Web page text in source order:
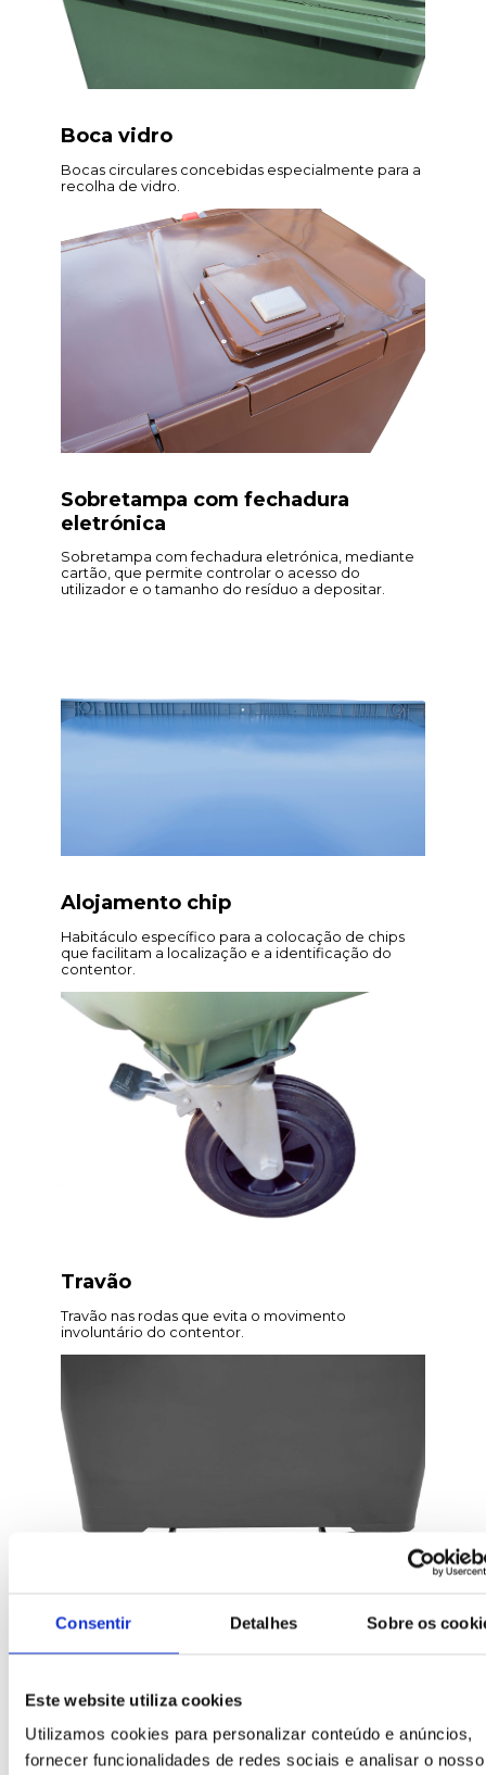
Consentir Detalhes Sobre os
Este website utiliza cookies
Utilizamos cookies para personalizar conteúdo e anúncios,
fornecer funcionalidades de redes sociais e analisar o nosso
Boca vidro
Bocas circulares concebidas especialmente para a
recolha de vidro.
Sobretampa com fechadura
eletrónica
Sobretampa com fechadura eletrónica, mediante
cartão, que permite controlar o acesso do
utilizador e o tamanho do resíduo a depositar.
Alojamento chip
Habitáculo específico para a colocação de chips
que facilitam a localização e a identificação do
contentor.
Travão
Travão nas rodas que evita o movimento
involuntário do contentor.
tampa